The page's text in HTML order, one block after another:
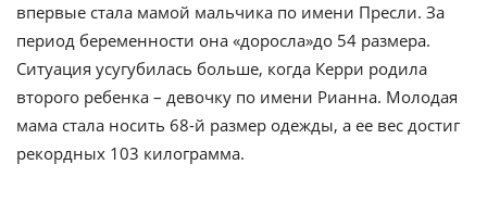
впервые стала мамой мальчика по имени Пресли. За
период беременности она «доросла»до 54 размера.
Ситуация усугубилась больше, когда Керри родила
второго ребенка – девочку по имени Рианна. Молодая
мама стала носить 68-й размер одежды, а ее вес достиг
рекордных 103 килограмма.